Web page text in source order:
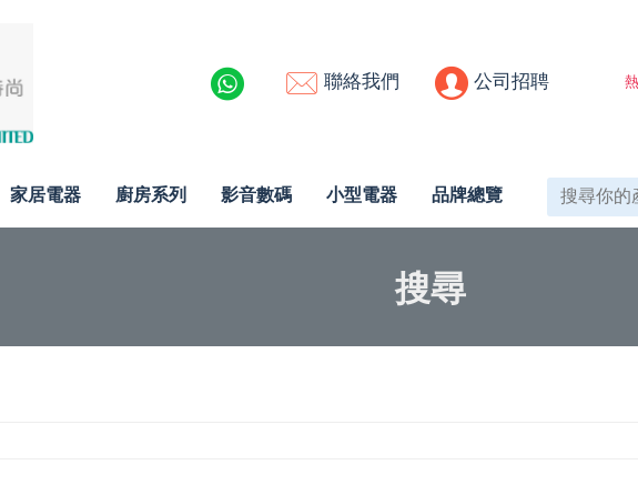
聯絡我們 公司招聘
家居電器 廚房系列 影音數碼 小型電器 品牌總覽
搜尋